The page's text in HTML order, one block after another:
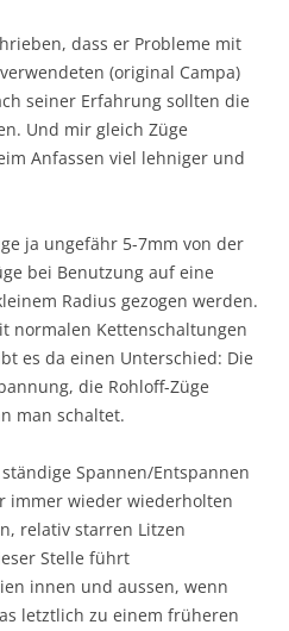
dass er Probleme mit
(original Campa)
seiner Erfahrung sollten die
Und mir gleich Züge
Anfassen viel lehniger und
ja ungefähr 5-7mm von der
bei Benutzung auf eine
Radius gezogen werden.
normalen Kettenschaltungen
es da einen Unterschied: Die
die Rohloff-Züge
man schaltet.
Spannen/Entspannen
immer wieder wiederholten
relativ starren Litzen
Stelle führt
innen und aussen, wenn
letztlich zu einem früheren